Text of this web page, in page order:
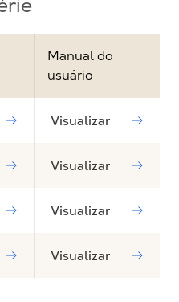
Manual do
usuário
Visualizar
Visualizar
Visualizar
Visualizar